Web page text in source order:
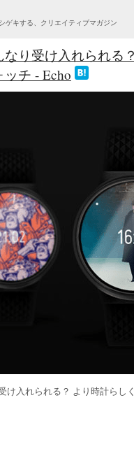
ゲキする、クリエイティブマガジン
なり受け入れられる
チ - Echo
け入れられる？ より時計らし